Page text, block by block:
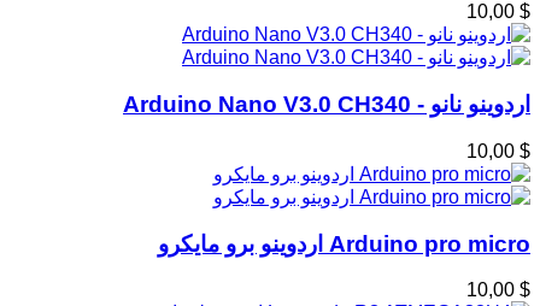
$ 10,00
اردوينو نانو - Arduino Nano V3.0 CH340
$ 10,00
Arduino pro micro اردوينو برو مايكرو
$ 10,00